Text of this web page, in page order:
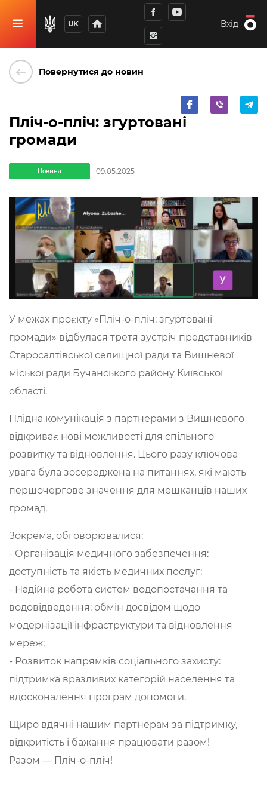
UK home Вхід
keyboard_backspace Повернутися до новин
Пліч-о-пліч: згуртовані
громади
Новина 09.05.2025
У межах проєкту «Пліч-о-пліч: згуртовані
громади» відбулася третя зустріч представників
Старосалтівської селищної ради та Вишневої
міської ради Бучанського району Київської
області.
Плідна комунікація з партнерами з Вишневого
відкриває нові можливості для спільного
розвитку та відновлення. Цього разу ключова
увага була зосереджена на питаннях, які мають
першочергове значення для мешканців наших
громад.
Зокрема, обговорювалися:
- Організація медичного забезпечення:
доступність та якість медичних послуг;
- Надійна робота систем водопостачання та
водовідведення: обмін досвідом щодо
модернізації інфраструктури та відновлення
мереж;
- Розвиток напрямків соціального захисту:
підтримка вразливих категорій населення та
вдосконалення програм допомоги.
Щиро вдячні нашим партнерам за підтримку,
відкритість і бажання працювати разом!
Разом — Пліч-о-пліч!